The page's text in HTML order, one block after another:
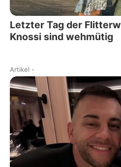
Letzter Tag der
Knossi sind wehmütig
Artikel -